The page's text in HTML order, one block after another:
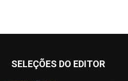
SELEÇÕES DO EDITOR